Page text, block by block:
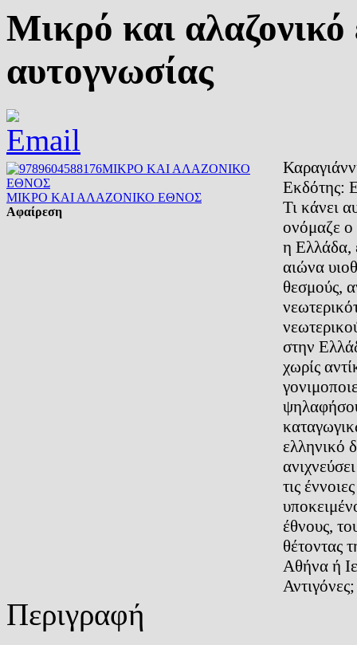
Μικρό και αλαζονικό
αυτογνωσίας
ΜΙΚΡΟ ΚΑΙ ΑΛΑΖΟΝΙΚΟ ΕΘΝΟΣ
Αφαίρεση
Εκδότης:
Τι κάνει
ονόμαζε ο
η Ελλάδα,
αιώνα
θεσμούς,
στην
χωρίς
ελληνικό
τις
έθνους,
θέτοντας
Αθήνα ή
Περιγραφή